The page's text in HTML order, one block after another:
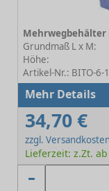
Grundmaß L x M:
Höhe:
Artikel-Nr.: BITO-6-
Mehr Details
34,70 €
zzgl. Versandkosten
Lieferzeit: z.Zt.